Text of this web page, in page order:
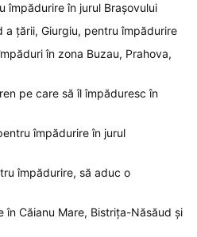
împădurire în jurul Brașovului
a țării, Giurgiu, pentru împădurire
în zona Buzau, Prahova,
pe care să îl împăduresc în
împădurire în jurul
împădurire, să aduc o
Căianu Mare, Bistrița-Năsăud și